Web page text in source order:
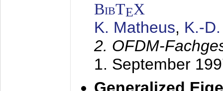
BibTEX
K. Matheus, K.-
2. OFDM-
1. September